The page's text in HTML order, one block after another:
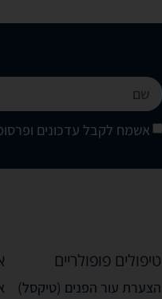
אשמח לקבל עדכונים
טיפולים פופולריים
הצערת עור הפנים (טיקסל)